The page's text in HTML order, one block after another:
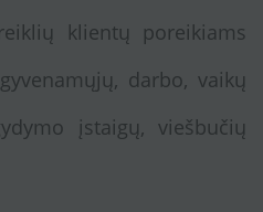
klientų poreikiams
darbo, vaikų
įstaigų, viešbučių